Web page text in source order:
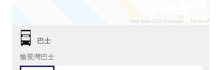
巴士
愉景灣巴士